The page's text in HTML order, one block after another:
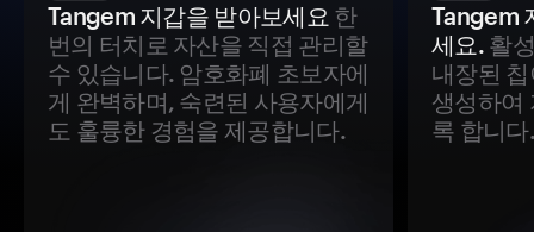
Tangem 지갑을 받아보세요 한
번의 터치로 자산을 직접 관리할
수 있습니다. 암호화폐 초보자에
게 완벽하며, 숙련된 사용자에게
도 훌륭한 경험을 제공합니다.
Tangem
세요.활
내장된
생성하여
록 합니다.